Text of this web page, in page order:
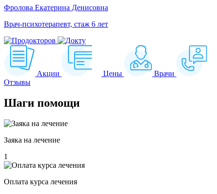
Фролова Екатерина Денисовна
Врач-психотерапевт, стаж 6 лет
Акции Цены
Врачи
Отзывы
Шаги помощи
Заяка на лечение
1
Оплата курса лечения